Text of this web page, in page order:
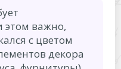
этом важно,
с цветом
декора